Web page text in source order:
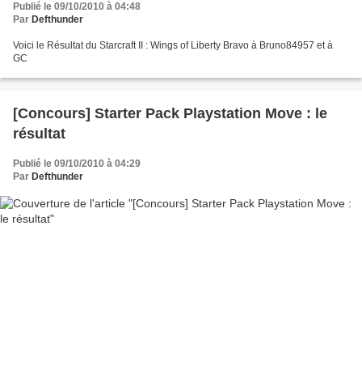
Publié le 09/10/2010 à 04:48
Par Defthunder
Voici le Résultat du Starcraft II : Wings of Liberty Bravo à Bruno84957 et à
GC
[Concours] Starter Pack Playstation Move : le
résultat
Publié le 09/10/2010 à 04:29
Par Defthunder